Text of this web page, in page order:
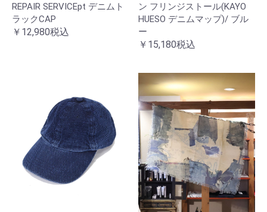
REPAIR SERVICEpt デニムト
ラックCAP
￥12,980税込
ン フリンジストール(KAYO
HUESO デニムマップ)/ ブル
ー
￥15,180税込